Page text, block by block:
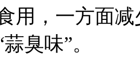
用，一方面
臭味”。